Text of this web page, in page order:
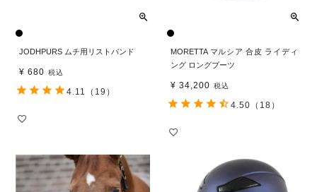
JODHPURS ムチ用リストバンド
¥ 680 税込
4.11 （19）
MORETTA マルシア 合皮 ライディ
ング ロングブーツ
¥ 34,200 税込
4.50 （18）